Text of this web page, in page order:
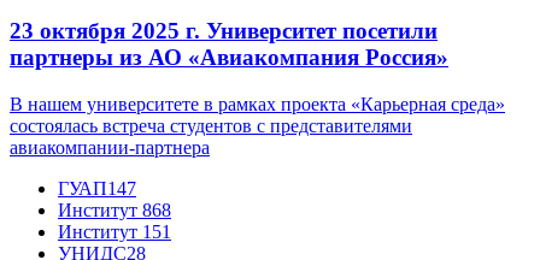
23 октября 2025 г. Университет посетили
партнеры из АО «Авиакомпания Россия»
В нашем университете в рамках проекта «Карьерная среда»
состоялась встреча студентов с представителями
авиакомпании-партнера
ГУАП147
Институт 868
Институт 1 51
УНИДС28